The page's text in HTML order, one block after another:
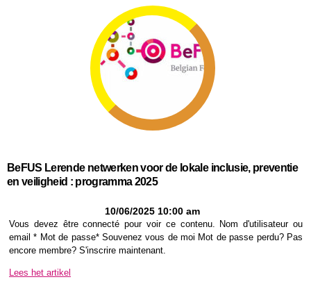
BeFUS Lerende netwerken voor de lokale inclusie, preventie
en veiligheid : programma 2025
10/06/2025 10:00 am
Vous devez être connecté pour voir ce contenu. Nom d'utilisateur ou
email * Mot de passe* Souvenez vous de moi Mot de passe perdu? Pas
encore membre? S'inscrire maintenant.
Lees het artikel